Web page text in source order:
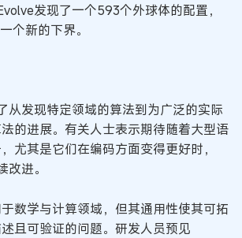
发现了一个593个外球体的配置，
个新的下界。
从发现特定领域的算法到为广泛的实际
的进展。有关人士表示期待随着大型语
尤其是它们在编码方面变得更好时，
进。
数学与计算领域，但其通用性使其可拓
且可验证的问题。研发人员预见